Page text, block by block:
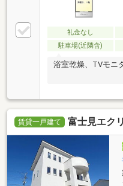
礼金なし
駐車場(近隣含)
浴室乾燥、TVモニ
賃貸一戸建て 富士見エク